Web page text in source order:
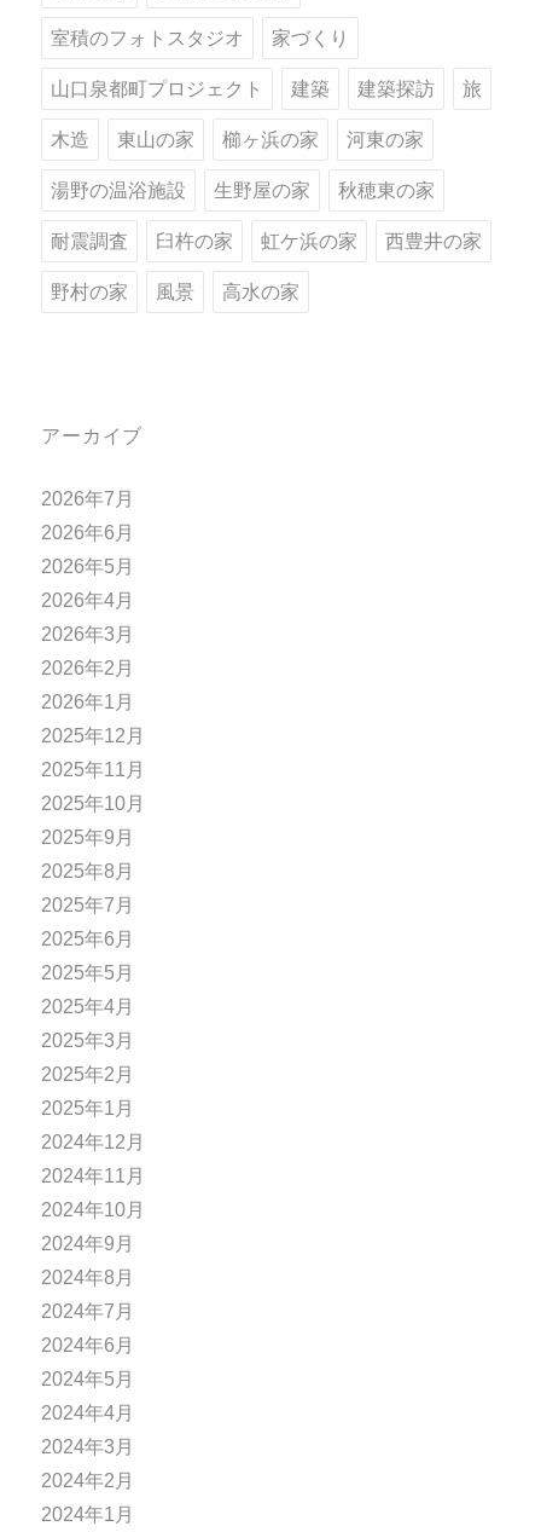
室積のフォトスタジオ 家づくり
山口泉都町プロジェクト 建築 建築探訪 旅
木造 東山の家 櫛ヶ浜の家 河東の家
湯野の温浴施設 生野屋の家 秋穂東の家
耐震調査 臼杵の家 虹ケ浜の家 西豊井の家
野村の家 風景 高水の家
アーカイブ
2026年7月
2026年6月
2026年5月
2026年4月
2026年3月
2026年2月
2026年1月
2025年12月
2025年11月
2025年10月
2025年9月
2025年8月
2025年7月
2025年6月
2025年5月
2025年4月
2025年3月
2025年2月
2025年1月
2024年12月
2024年11月
2024年10月
2024年9月
2024年8月
2024年7月
2024年6月
2024年5月
2024年4月
2024年3月
2024年2月
2024年1月